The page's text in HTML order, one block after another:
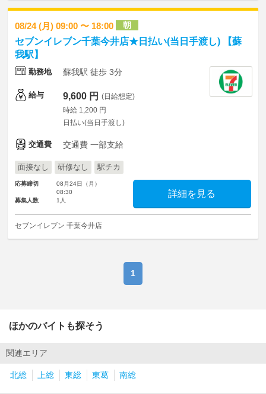
08/24 (月) 09:00 〜 18:00 朝
セブンイレブン千葉今井店★日払い(当日手渡し) 【蘇
我駅】
勤務地 蘇我駅 徒歩 3分
給与 9,600 円 (日給想定)
時給 1,200 円
日払い(当日手渡し)
交通費 交通費 一部支給
面接なし 研修なし 駅チカ
応募締切
08月24日（月）
08:30
募集人数
1人
詳細を見る
セブンイレブン 千葉今井店
1
ほかのバイトも探そう
関連エリア
北総 上総 東総 東葛 南総